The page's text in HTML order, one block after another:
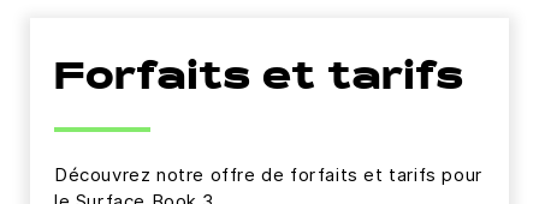
Forfaits et tarifs
Découvrez notre offre de forfaits et tarifs pour